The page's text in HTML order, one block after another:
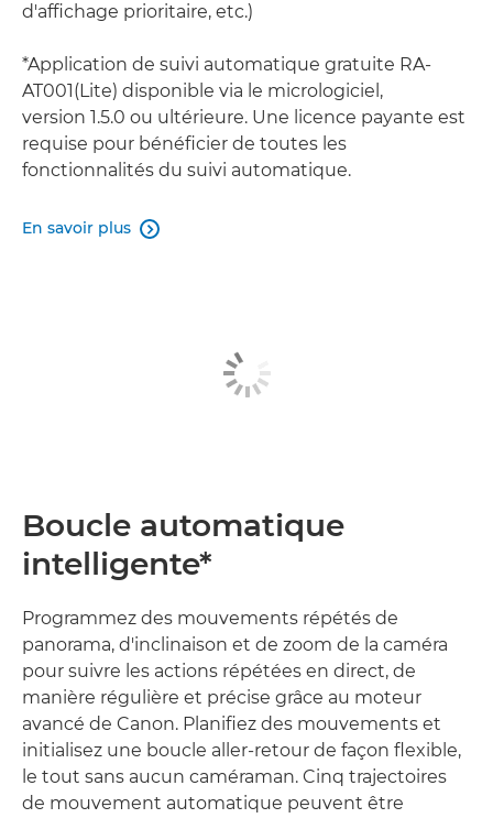
d'affichage prioritaire, etc.)
*Application de suivi automatique gratuite RA-
AT001(Lite) disponible via le micrologiciel,
version 1.5.0 ou ultérieure. Une licence payante est
requise pour bénéficier de toutes les
fonctionnalités du suivi automatique.
En savoir plus 
Boucle automatique
intelligente*
Programmez des mouvements répétés de
panorama, d'inclinaison et de zoom de la caméra
pour suivre les actions répétées en direct, de
manière régulière et précise grâce au moteur
avancé de Canon. Planifiez des mouvements et
initialisez une boucle aller-retour de façon flexible,
le tout sans aucun caméraman. Cinq trajectoires
de mouvement automatique peuvent être